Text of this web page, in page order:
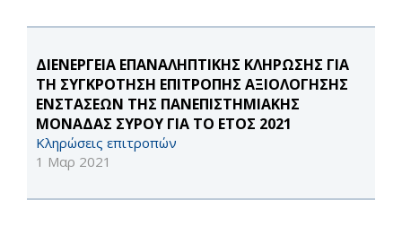
ΔΙΕΝΕΡΓΕΙΑ ΕΠΑΝΑΛΗΠΤΙΚΗΣ ΚΛΗΡΩΣΗΣ ΓΙΑ
ΤΗ ΣΥΓΚΡΟΤΗΣΗ ΕΠΙΤΡΟΠΗΣ ΑΞΙΟΛΟΓΗΣΗΣ
ΕΝΣΤΑΣΕΩΝ ΤΗΣ ΠΑΝΕΠΙΣΤΗΜΙΑΚΗΣ
ΜΟΝΑΔΑΣ ΣΥΡΟΥ ΓΙΑ ΤΟ ΕΤΟΣ 2021
Κληρώσεις επιτροπών
1 Μαρ 2021